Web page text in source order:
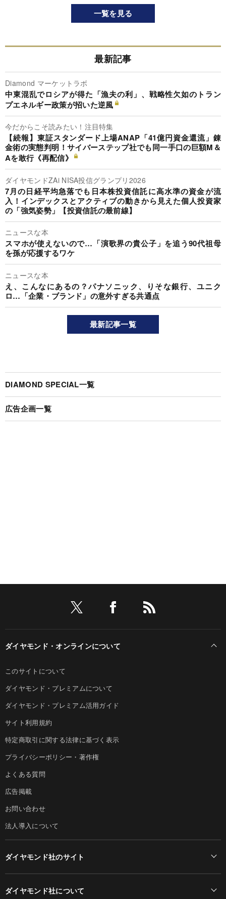
一覧を見る
最新記事
Diamond マーケットラボ
中東混乱でロシアが得た「漁夫の利」、戦略性欠如のトラン
プエネルギー政策が招いた逆風
今だからこそ読みたい！注目特集
【続報】東証スタンダード上場ANAP「41億円資金還流」錬
金術の実態判明！サイバーステップ社でも同一手口の巨額M＆
Aを敢行《再配信》
ダイヤモンドZAi NISA投信グランプリ2026
7月の日経平均急落でも日本株投資信託に高水準の資金が流
入！インデックスとアクティブの動きから見えた個人投資家
の「強気姿勢」【投資信託の最前線】
ニュースな本
スマホが使えないので…「演歌界の貴公子」を追う90代祖母
を孫が応援するワケ
ニュースな本
え、こんなにあるの？パナソニック、りそな銀行、ユニク
ロ…「企業・ブランド」の意外すぎる共通点
最新記事一覧
DIAMOND SPECIAL一覧
広告企画一覧
ダイヤモンド・オンラインについて
このサイトについて
ダイヤモンド・プレミアムについて
ダイヤモンド・プレミアム活用ガイド
サイト利用規約
特定商取引に関する法律に基づく表示
プライバシーポリシー・著作権
よくある質問
広告掲載
お問い合わせ
法人導入について
ダイヤモンド社のサイト
ダイヤモンド社について